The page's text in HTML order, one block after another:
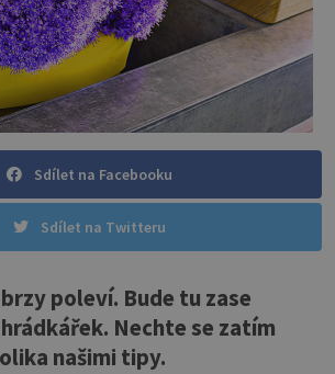
Sdílet na Facebooku
Sdílet na Twitteru
poleví. Bude tu zase
Nechte se zatím
našimi tipy.